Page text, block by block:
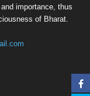
importance, thus
of Bharat.